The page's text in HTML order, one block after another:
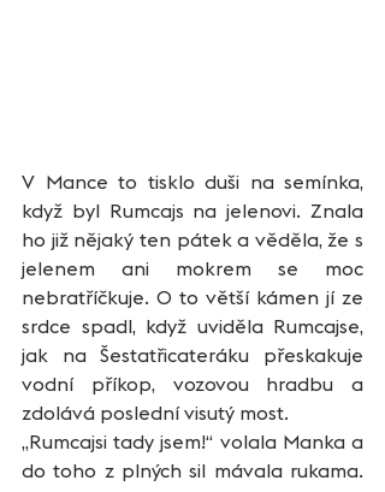
V Mance to tisklo duši na semínka,
když byl Rumcajs na jelenovi. Znala
ho již nějaký ten pátek a věděla, že s
jelenem ani mokrem se moc
nebratříčkuje. O to větší kámen jí ze
srdce spadl, když uviděla Rumcajse,
jak na Šestatřicateráku přeskakuje
vodní příkop, vozovou hradbu a
zdolává poslední visutý most.
„Rumcajsi tady jsem!“ volala Manka a
do toho z plných sil mávala rukama.